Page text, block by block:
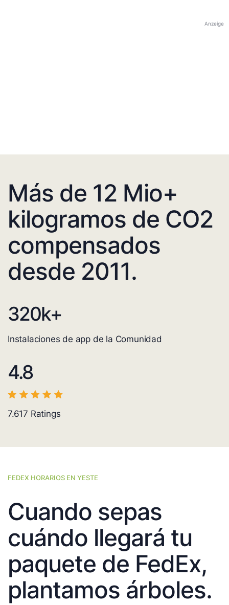
Anzeige
Más de 12 Mio+
kilogramos de CO2
compensados
desde 2011.
320k+
Instalaciones de app de la Comunidad
4.8
7.617 Ratings
FEDEX HORARIOS EN YESTE
Cuando sepas
cuándo llegará tu
paquete de FedEx,
plantamos árboles.